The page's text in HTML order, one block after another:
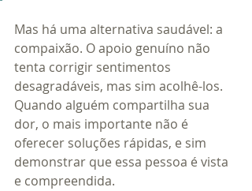
Mas há uma alternativa saudável: a
compaixão. O apoio genuíno não
tenta corrigir sentimentos
desagradáveis, mas sim acolhê-los.
Quando alguém compartilha sua
dor, o mais importante não é
oferecer soluções rápidas, e sim
demonstrar que essa pessoa é vista
e compreendida.